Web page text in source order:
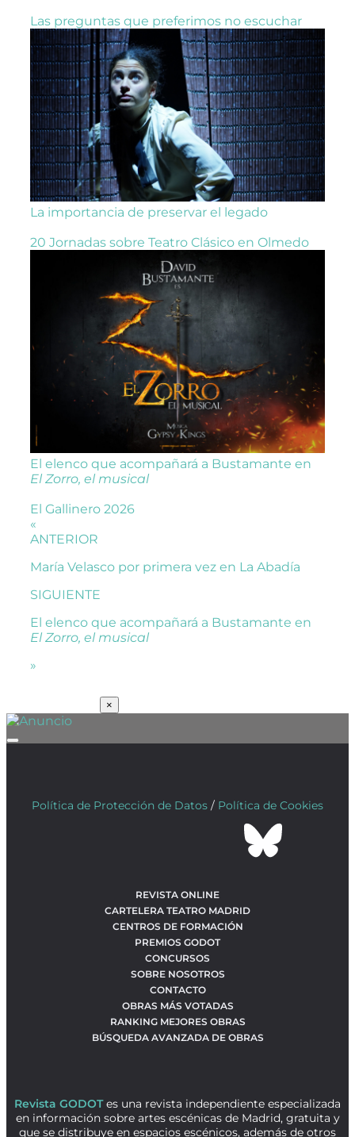
Las preguntas que preferimos no escuchar
La importancia de preservar el legado
20 Jornadas sobre Teatro Clásico en Olmedo
El elenco que acompañará a Bustamante en
El Zorro, el musical
El Gallinero 2026
«
ANTERIOR
María Velasco por primera vez en La Abadía
SIGUIENTE
El elenco que acompañará a Bustamante en
El Zorro, el musical
»
×
Política de Protección de Datos / Política de Cookies
REVISTA ONLINE
CARTELERA TEATRO MADRID
CENTROS DE FORMACIÓN
PREMIOS GODOT
CONCURSOS
SOBRE NOSOTROS
CONTACTO
OBRAS MÁS VOTADAS
RANKING MEJORES OBRAS
BÚSQUEDA AVANZADA DE OBRAS
Revista GODOTes una revista independiente especializada
en información sobre artes escénicas de Madrid, gratuita y
que se distribuye en espacios escénicos, además de otros